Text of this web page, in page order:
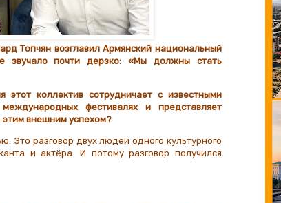
Топчян возглавилАрмянский национальный
звучало почти дерзко: «Мы должны стать
коллектив сотрудничает с известными
фестивалях и представляет
внешним успехом?
Это разговор двух людей одного культурного
и актёра. И потому разговор получился